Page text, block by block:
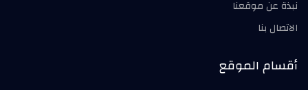
نبذة عن موقعنا
الاتصال بنا
أقسام الموقع